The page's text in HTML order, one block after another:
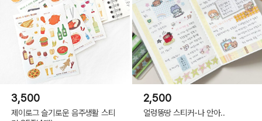
3,500
제이로그 슬기로운 음주생활 스티
2,500
얼렁뚱땅 스티커-나 안아..